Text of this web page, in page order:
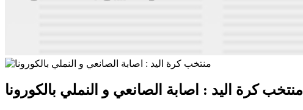
منتخب كرة اليد : اصابة الصانعي و النملي بالكورونا